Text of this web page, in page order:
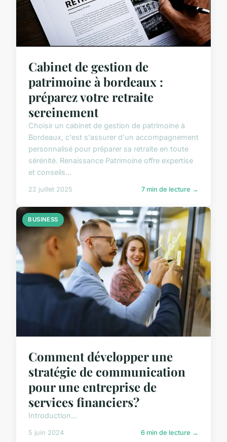
Cabinet de gestion de
patrimoine à bordeaux :
préparez votre retraite
sereinement
Choisir un cabinet de gestion de patrimoine à
Bordeaux, c'est s'assurer d'un accompagnement
personnalisé pour préparer sa retraite en toute
sérénité. Renaissance Patrimoine offre expertise
et conseils...
22 juillet 2025 7 min de lecture →
BUSINESS
Comment développer une
stratégie de communication
pour une entreprise de
services financiers?
Introduction...
5 juin 2024 6 min de lecture →